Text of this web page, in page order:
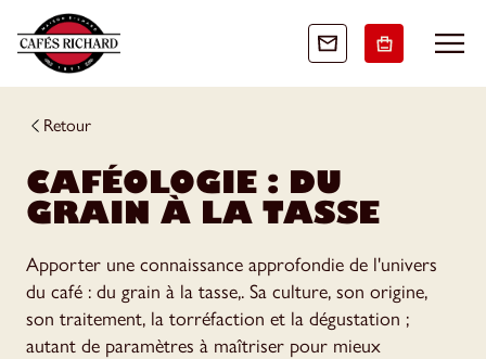
Retour
CAFÉOLOGIE : DU
GRAIN À LA TASSE
Apporter une connaissance approfondie de l'univers
du café : du grain à la tasse,. Sa culture, son origine,
son traitement, la torréfaction et la dégustation ;
autant de paramètres à maîtriser pour mieux